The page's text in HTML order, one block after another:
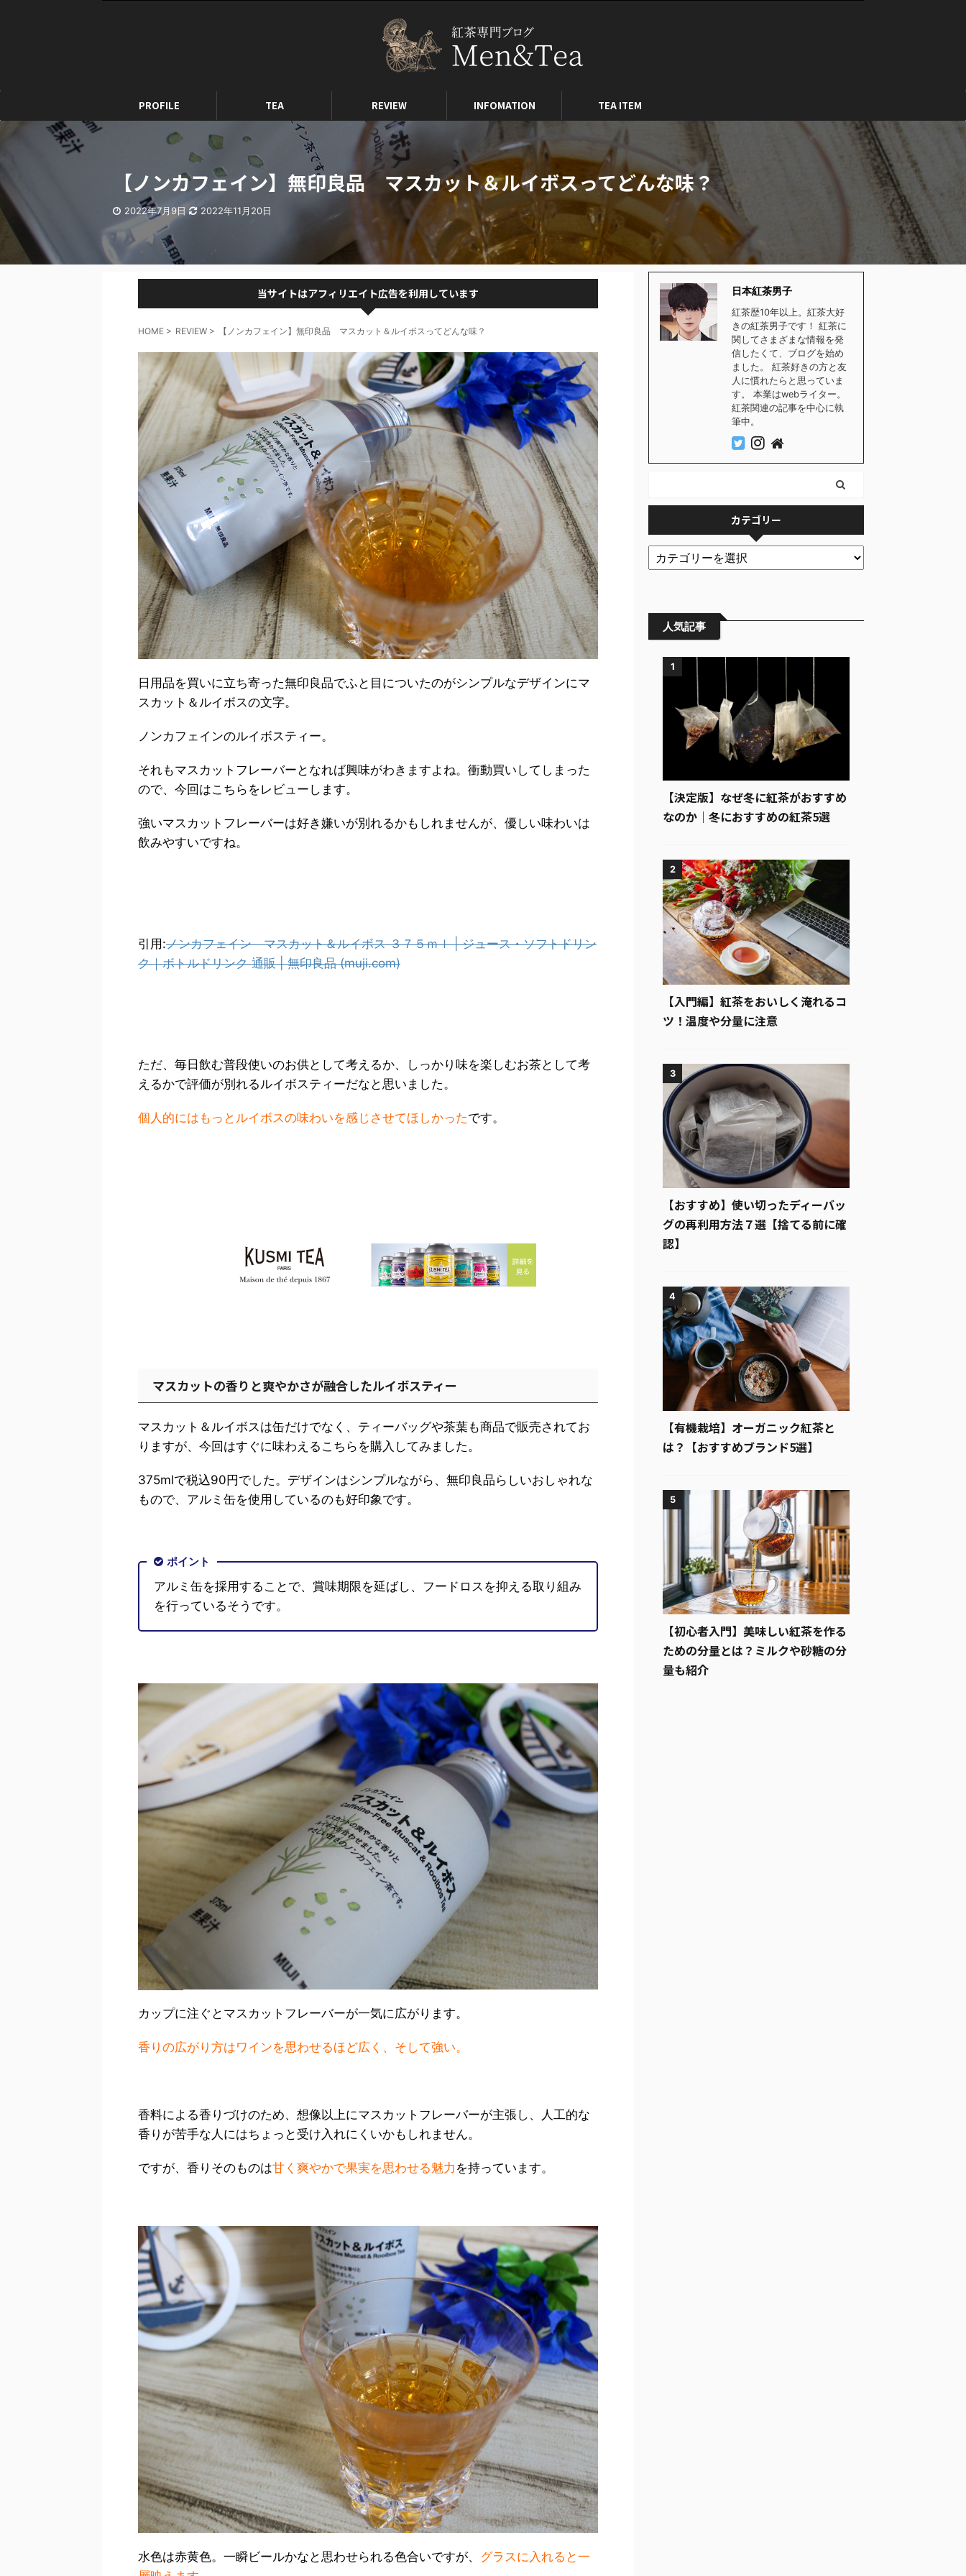
PROFILE TEA REVIEW INFOMATION TEA ITEM
【ノンカフェイン】無印良品 マスカット＆ルイボスってどんな味？
2022年7月9日 2022年11月20日
当サイトはアフィリエイト広告を利用しています
HOME > REVIEW > 【ノンカフェイン】無印良品 マスカット＆ルイボスってどんな味？
日用品を買いに立ち寄った無印良品でふと目についたのがシンプルなデザインにマ
スカット＆ルイボスの文字。
ノンカフェインのルイボスティー。
それもマスカットフレーバーとなれば興味がわきますよね。衝動買いしてしまった
ので、今回はこちらをレビューします。
強いマスカットフレーバーは好き嫌いが別れるかもしれませんが、優しい味わいは
飲みやすいですね。
引用:ノンカフェイン マスカット＆ルイボス ３７５ｍｌ | ジュース・ソフトドリン
ク｜ボトルドリンク 通販 | 無印良品 (muji.com)
ただ、毎日飲む普段使いのお供として考えるか、しっかり味を楽しむお茶として考
えるかで評価が別れるルイボスティーだなと思いました。
個人的にはもっとルイボスの味わいを感じさせてほしかったです。
マスカットの香りと爽やかさが融合したルイボスティー
マスカット＆ルイボスは缶だけでなく、ティーバッグや茶葉も商品で販売されてお
りますが、今回はすぐに味わえるこちらを購入してみました。
375mlで税込90円でした。デザインはシンプルながら、無印良品らしいおしゃれな
もので、アルミ缶を使用しているのも好印象です。
ポイント
アルミ缶を採用することで、賞味期限を延ばし、フードロスを抑える取り組み
を行っているそうです。
カップに注ぐとマスカットフレーバーが一気に広がります。
香りの広がり方はワインを思わせるほど広く、そして強い。
香料による香りづけのため、想像以上にマスカットフレーバーが主張し、人工的な
香りが苦手な人にはちょっと受け入れにくいかもしれません。
ですが、香りそのものは甘く爽やかで果実を思わせる魅力 を持っています。
水色は赤黄色。一瞬ビールかなと思わせられる色合いですが、 グラスに入れると一
日本紅茶男子
紅茶歴10年以上。紅茶大好
きの紅茶男子です！ 紅茶に
関してさまざまな情報を発
信したくて、ブログを始め
ました。 紅茶好きの方と友
人に慣れたらと思っていま
す。 本業はwebライター。
紅茶関連の記事を中心に執
筆中。
カテゴリー
人気記事
1
【決定版】なぜ冬に紅茶がおすすめ
なのか｜冬におすすめの紅茶5選
2
【入門編】紅茶をおいしく淹れるコ
ツ！温度や分量に注意
3
【おすすめ】使い切ったディーバッ
グの再利用方法７選【捨てる前に確
認】
4
【有機栽培】オーガニック紅茶と
は？【おすすめブランド5選】
5
【初心者入門】美味しい紅茶を作る
ための分量とは？ミルクや砂糖の分
量も紹介